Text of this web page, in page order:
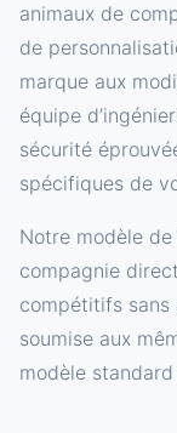
animaux de
de
marque aux
équipe
sécurité
spécifiques de
Notre modèle
compagnie
compétitifs sans
soumise aux
modèle